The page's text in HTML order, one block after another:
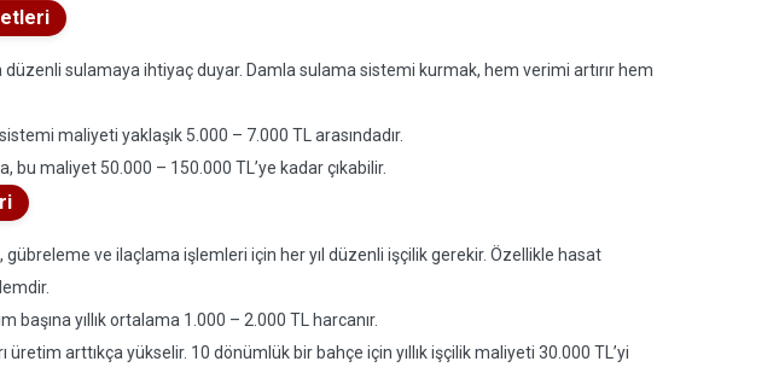
düzenli sulamaya ihtiyaç duyar. Damla sulama sistemi kurmak, hem verimi artırır hem
maliyeti yaklaşık 5.000 – 7.000 TL arasındadır.
bu maliyet 50.000 – 150.000 TL’ye kadar çıkabilir.
ve ilaçlama işlemleri için her yıl düzenli işçilik gerekir. Özellikle hasat
başına yıllık ortalama 1.000 – 2.000 TL harcanır.
üretim arttıkça yükselir. 10 dönümlük bir bahçe için yıllık işçilik maliyeti 30.000 TL’yi